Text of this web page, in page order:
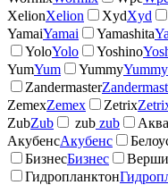
XelionXelion XydXyd
YamaiYamai Yamashita
YoloYolo Yoshino
YumYum YummyYummy
Zandermaster
ZemexZemex Zetrix
ZubZub zub zub
АкубенсАкубенс
БизнесБизнес
Гидропланктон